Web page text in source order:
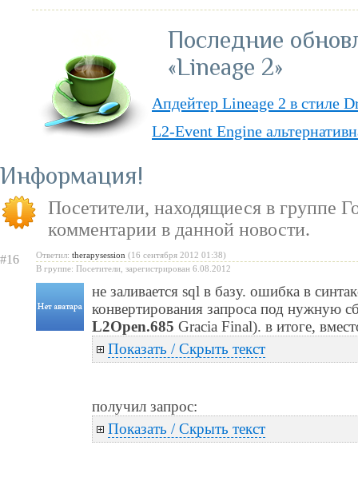
Последние
«Lineage 2»
Апдейтер Lineage 2 в стиле
L2-Event Engine
бесплатную модель
«Испеки свою любовь» —
Святого Валентина
Информация
Посетители, находящиеся в группе
комментарии в данной новости.
#16 Ответил: therapysession (16 сентября 2012 01:38)
В группе: Посетители, зарегистрирован 6.08.2012
не заливается sql в базу. ошибка в
конвертирования запроса под нужную
L2Open.685 Gracia Final). в итоге,
Показать / Скрыть текст
получил запрос:
Показать / Скрыть текст